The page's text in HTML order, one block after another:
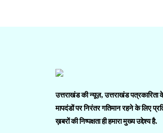
उत्तराखंड की न्यूज़, उत्तराखंड पत्रकारिता
मापदंडों पर निरंतर गतिमान रहने के लिए
ख़बरों की निष्पक्षता ही हमारा मुख्य उद्देश्य है.